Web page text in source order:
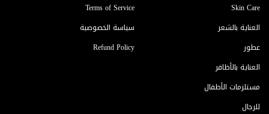
Skin Care
العناية بالشعر
عطور
العناية بالأظافر
مستلزمات الأطفال
للرجال
Terms of Service
سياسة الخصوصية
Refund Policy